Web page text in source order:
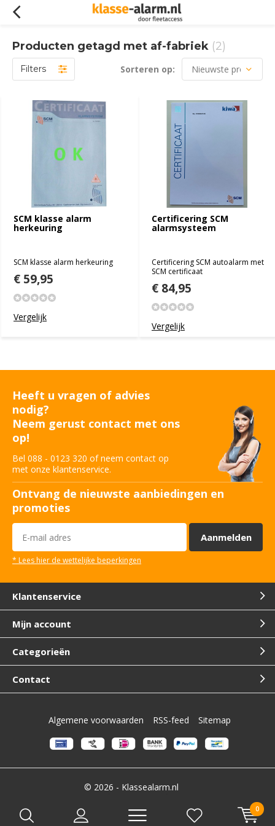
0
Producten getagd met af-fabriek (2)
Filters Sorteren op:
SCM klasse alarm
herkeuring
SCM klasse alarm herkeuring
€ 59,95
Vergelijk
Certificering SCM
alarmsysteem
Certificering SCM autoalarm met
SCM certificaat
€ 84,95
Vergelijk
Heeft u vragen of advies
nodig?
Neem gerust contact met ons
op!
Bel 088 - 0123 320 of neem contact op
met onze klantenservice.
Ontvang de nieuwste aanbiedingen en
promoties
Aanmelden
* Lees hier de wettelijke beperkingen
Klantenservice
Mijn account
Categorieën
Contact
© 2026 - Klassealarm.nl
Algemene voorwaarden RSS-feed Sitemap